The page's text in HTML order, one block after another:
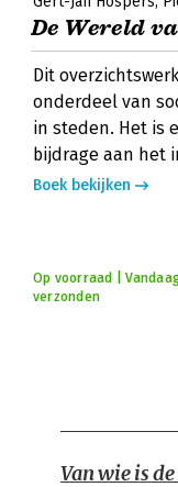
De Wereld
Dit
onderdeel van
in steden. Het is
bijdrage aan het
Boek bekijken
Op voorraad |
verzonden
Van wie is